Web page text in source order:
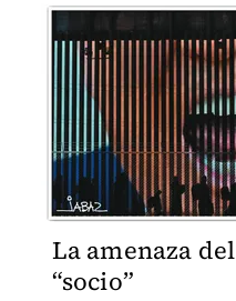
La amenaza del
“socio”